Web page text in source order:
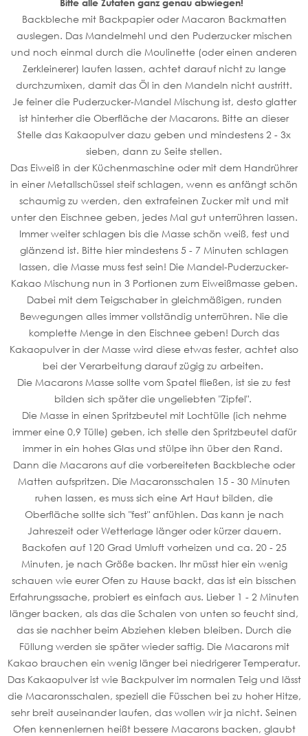
Bitte alle Zutaten ganz genau abwiegen!
Backbleche mit Backpapier oder Macaron Backmatten
auslegen. Das Mandelmehl und den Puderzucker mischen
und noch einmal durch die Moulinette (oder einen anderen
Zerkleinerer) laufen lassen, achtet darauf nicht zu lange
durchzumixen, damit das Öl in den Mandeln nicht austritt.
Je feiner die Puderzucker-Mandel Mischung ist, desto glatter
ist hinterher die Oberfläche der Macarons. Bitte an dieser
Stelle das Kakaopulver dazu geben und mindestens 2 - 3x
sieben, dann zu Seite stellen.
Das Eiweiß in der Küchenmaschine oder mit dem Handrührer
in einer Metallschüssel steif schlagen, wenn es anfängt schön
schaumig zu werden, den extrafeinen Zucker mit und mit
unter den Eischnee geben, jedes Mal gut unterrühren lassen.
Immer weiter schlagen bis die Masse schön weiß, fest und
glänzend ist. Bitte hier mindestens 5 - 7 Minuten schlagen
lassen, die Masse muss fest sein! Die Mandel-Puderzucker-
Kakao Mischung nun in 3 Portionen zum Eiweißmasse geben.
Dabei mit dem Teigschaber in gleichmäßigen, runden
Bewegungen alles immer vollständig unterrühren. Nie die
komplette Menge in den Eischnee geben! Durch das
Kakaopulver in der Masse wird diese etwas fester, achtet also
bei der Verarbeitung darauf zügig zu arbeiten.
Die Macarons Masse sollte vom Spatel fließen, ist sie zu fest
bilden sich später die ungeliebten "Zipfel".
Die Masse in einen Spritzbeutel mit Lochtülle (ich nehme
immer eine 0,9 Tülle) geben, ich stelle den Spritzbeutel dafür
immer in ein hohes Glas und stülpe ihn über den Rand.
Dann die Macarons auf die vorbereiteten Backbleche oder
Matten aufspritzen. Die Macaronsschalen 15 - 30 Minuten
ruhen lassen, es muss sich eine Art Haut bilden, die
Oberfläche sollte sich "fest" anfühlen. Das kann je nach
Jahreszeit oder Wetterlage länger oder kürzer dauern.
Backofen auf 120 Grad Umluft vorheizen und ca. 20 - 25
Minuten, je nach Größe backen. Ihr müsst hier ein wenig
schauen wie eurer Ofen zu Hause backt, das ist ein bisschen
Erfahrungssache, probiert es einfach aus. Lieber 1 - 2 Minuten
länger backen, als das die Schalen von unten so feucht sind,
das sie nachher beim Abziehen kleben bleiben. Durch die
Füllung werden sie später wieder saftig. Die Macarons mit
Kakao brauchen ein wenig länger bei niedrigerer Temperatur.
Das Kakaopulver ist wie Backpulver im normalen Teig und lässt
die Macaronsschalen, speziell die Füsschen bei zu hoher Hitze,
sehr breit auseinander laufen, das wollen wir ja nicht. Seinen
Ofen kennenlernen heißt bessere Macarons backen, glaubt